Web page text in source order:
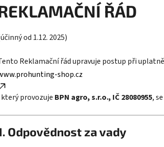
ŘÁD
od 1.12. 2025)
Reklamační řád upravuje postup při
shop.cz
který provozuje BPN agro, s.r.o., IČ 28080955,
Odpovědnost za vady